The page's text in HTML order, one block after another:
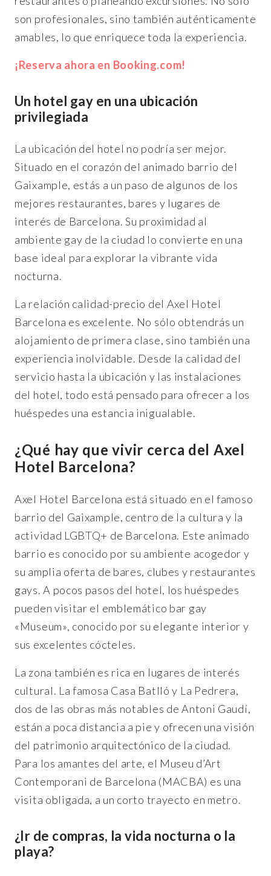
son profesionales, sino también auténticamente
amables, lo que enriquece toda la experiencia.
¡Reserva ahora en Booking.com!
Un hotel gay en una ubicación
privilegiada
La ubicación del hotel no podría ser mejor.
Situado en el corazón del animado barrio del
Gaixample, estás a un paso de algunos de los
mejores restaurantes, bares y lugares de
interés de Barcelona. Su proximidad al
ambiente gay de la ciudad lo convierte en una
base ideal para explorar la vibrante vida
nocturna.
La relación calidad-precio del Axel Hotel
Barcelona es excelente. No sólo obtendrás un
alojamiento de primera clase, sino también una
experiencia inolvidable. Desde la calidad del
servicio hasta la ubicación y las instalaciones
del hotel, todo está pensado para ofrecer a los
huéspedes una estancia inigualable.
¿Qué hay que vivir cerca del Axel
Hotel Barcelona?
Axel Hotel Barcelona está situado en el famoso
barrio del Gaixample, centro de la cultura y la
actividad LGBTQ+ de Barcelona. Este animado
barrio es conocido por su ambiente acogedor y
su amplia oferta de bares, clubes y restaurantes
gays. A pocos pasos del hotel, los huéspedes
pueden visitar el emblemático bar gay
«Museum», conocido por su elegante interior y
sus excelentes cócteles.
La zona también es rica en lugares de interés
cultural. La famosa Casa Batlló y La Pedrera,
dos de las obras más notables de Antoni Gaudí,
están a poca distancia a pie y ofrecen una visión
del patrimonio arquitectónico de la ciudad.
Para los amantes del arte, el Museu d’Art
Contemporani de Barcelona (MACBA) es una
visita obligada, a un corto trayecto en metro.
¿Ir de compras, la vida nocturna o la
playa?